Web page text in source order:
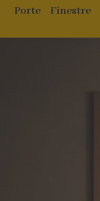
Porte Finestre